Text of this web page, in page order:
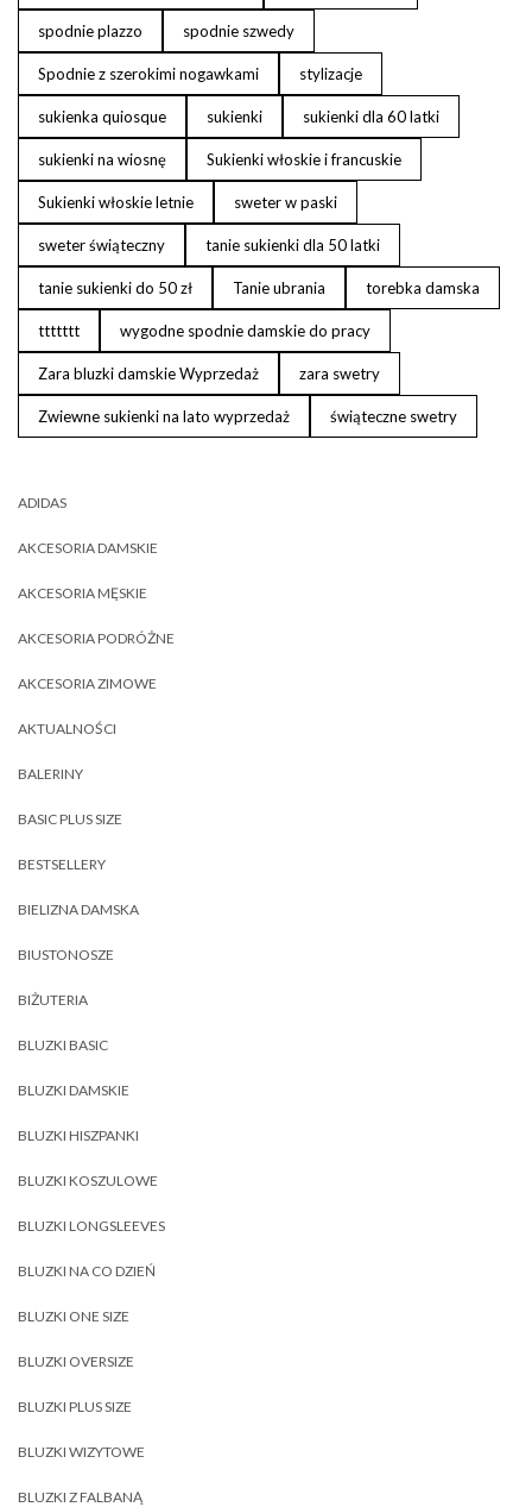
spodnie plazzo spodnie szwedy
Spodnie z szerokimi nogawkami stylizacje
sukienka quiosque sukienki sukienki dla 60 latki
sukienki na wiosnę Sukienki włoskie i francuskie
Sukienki włoskie letnie sweter w paski
sweter świąteczny tanie sukienki dla 50 latki
tanie sukienki do 50 zł Tanie ubrania torebka damska
ttttttt wygodne spodnie damskie do pracy
Zara bluzki damskie Wyprzedaż zara swetry
Zwiewne sukienki na lato wyprzedaż świąteczne swetry
ADIDAS
AKCESORIA DAMSKIE
AKCESORIA MĘSKIE
AKCESORIA PODRÓŻNE
AKCESORIA ZIMOWE
AKTUALNOŚCI
BALERINY
BASIC PLUS SIZE
BESTSELLERY
BIELIZNA DAMSKA
BIUSTONOSZE
BIŻUTERIA
BLUZKI BASIC
BLUZKI DAMSKIE
BLUZKI HISZPANKI
BLUZKI KOSZULOWE
BLUZKI LONGSLEEVES
BLUZKI NA CO DZIEŃ
BLUZKI ONE SIZE
BLUZKI OVERSIZE
BLUZKI PLUS SIZE
BLUZKI WIZYTOWE
BLUZKI Z FALBANĄ